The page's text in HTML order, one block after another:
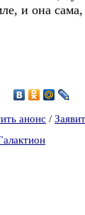
и она
анонс /